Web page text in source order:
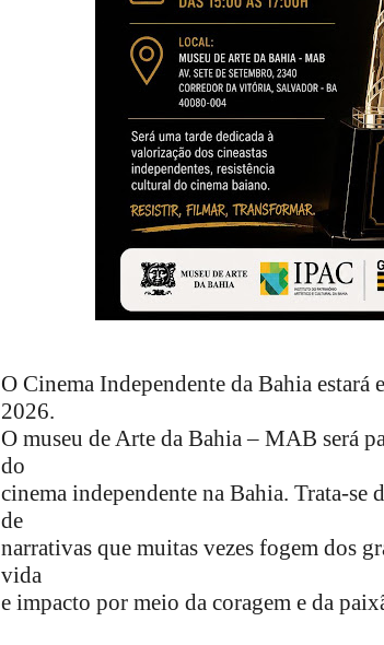
O Cinema Independente da Bahia estará
2026.
O museu de Arte da Bahia – MAB será
do
cinema independente na Bahia. Trata-se
de
narrativas que muitas vezes fogem dos
vida
e impacto por meio da coragem e da